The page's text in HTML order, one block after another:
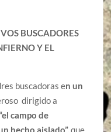
BUSCADORES
Y EL
buscadoras en un
dirigido a
campo de
hecho aislado”,que